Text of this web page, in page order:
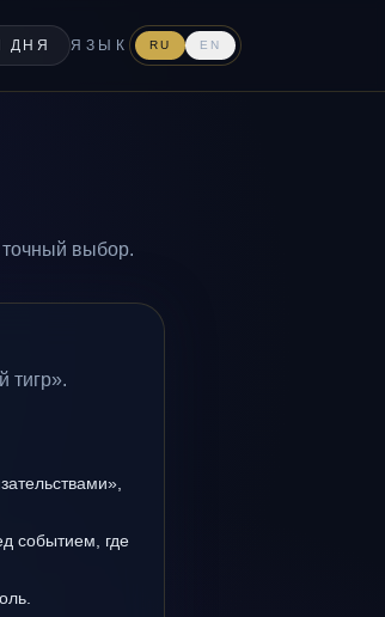
ДНЯ ЯЗЫК RU EN
выбор.
тигр».
событием, где